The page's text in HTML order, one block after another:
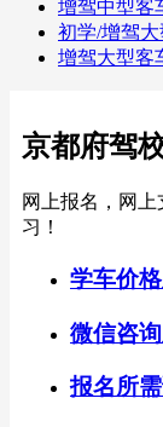
增驾中型客
初学/增驾
增驾大型客
京都府驾
网上报名，网
习！
学车价
微信咨
报名所